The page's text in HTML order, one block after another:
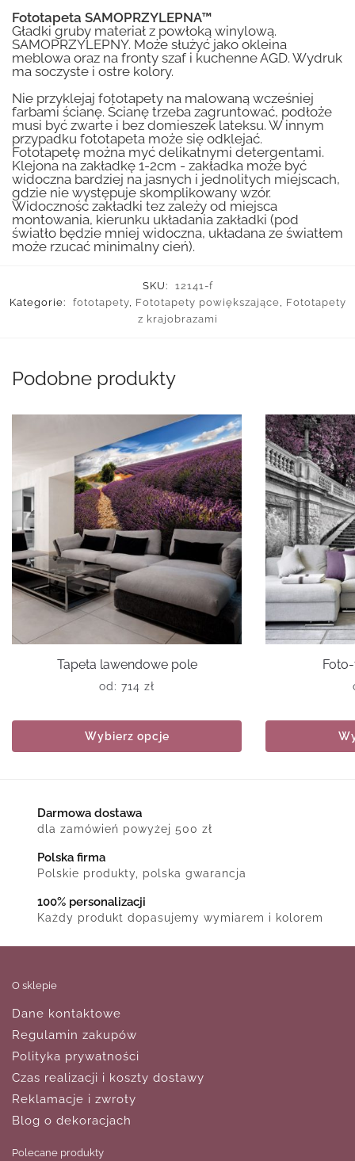
Fototapeta SAMOPRZYLEPNA™
Gładki gruby materiał z powłoką winylową.
SAMOPRZYLEPNY. Może służyć jako okleina
meblowa oraz na fronty szaf i kuchenne AGD. Wydruk
ma soczyste i ostre kolory.
Nie przyklejaj fototapety na malowaną wcześniej
farbami ścianę. Ścianę trzeba zagruntować, podłoże
musi być zwarte i bez domieszek lateksu. W innym
przypadku fototapeta może się odklejać.
Fototapetę można myć delikatnymi detergentami.
Klejona na zakładkę 1-2cm - zakładka może być
widoczna bardziej na jasnych i jednolitych miejscach,
gdzie nie występuje skomplikowany wzór.
Widoczność zakładki tez zależy od miejsca
montowania, kierunku układania zakładki (pod
światło będzie mniej widoczna, układana ze światłem
może rzucać minimalny cień).
SKU:
12141-f
Kategorie:
fototapety, Fototapety powiększające
Fototapety
z krajobrazami
Podobne produkty
Tapeta lawendowe pole
od: 714 zł
Wybierz opcje
Darmowa dostawa
dla zamówień powyżej 500 zł
Polska firma
Polskie produkty, polska gwarancja
100% personalizacji
Każdy produkt dopasujemy wymiarem i kolorem
O sklepie
Dane kontaktowe
Regulamin zakupów
Polityka prywatności
Czas realizacji i koszty dostawy
Reklamacje i zwroty
Blog o dekoracjach
Polecane produkty